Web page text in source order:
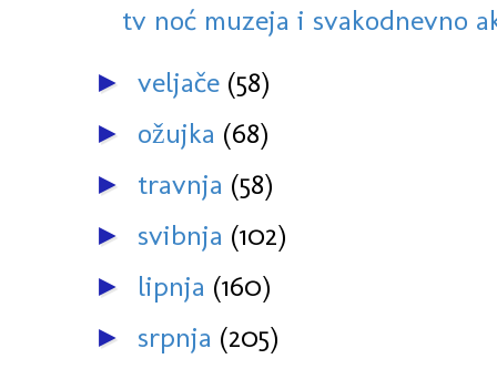
tv noć muzeja i svakodnevno
► veljače (58)
► ožujka (68)
► travnja (58)
► svibnja (102)
► lipnja (160)
► srpnja (205)